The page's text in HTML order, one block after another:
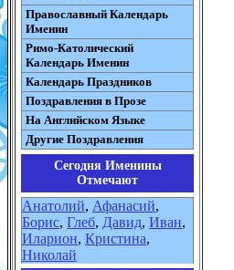
Православный Календарь
Именин
Римо-Католический
Календарь Именин
Календарь Праздников
Поздравления в Прозе
На Английском Языке
Другие Поздравления
Сегодня Именины
Отмечают
Анатолий, Афанасий,
Борис, Глеб, Давид, Иван,
Иларион, Кристина,
Николай